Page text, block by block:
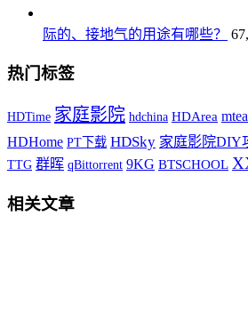
际的、接地气的用途有哪些？
热门标签
HDTime 家庭影院 hdchina HDArea
HDHome PT下载 HDSky 家庭影院DIY
TTG 群晖 qBittorrent 9KG BTSCHOOL
相关文章